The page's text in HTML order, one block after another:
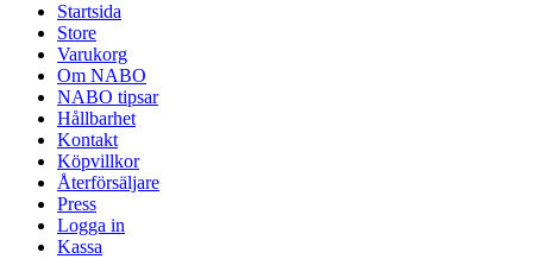
Startsida
Store
Varukorg
Om NABO
NABO tipsar
Hållbarhet
Kontakt
Köpvillkor
Återförsäljare
Press
Logga in
Kassa